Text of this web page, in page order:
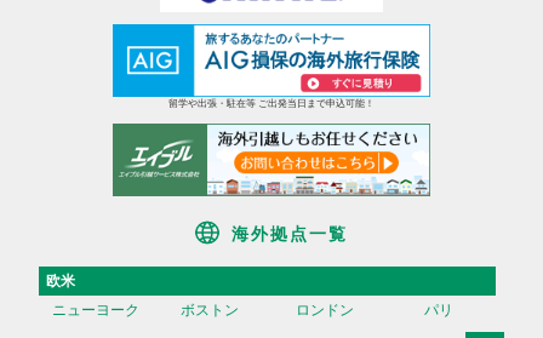
留学や出張・駐在等 ご出発当日まで申込可能！
海外拠点一覧
欧米
ニューヨーク
ボストン ロンドン パリ